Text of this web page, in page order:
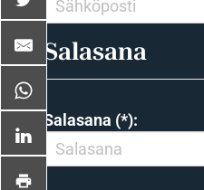
Salasana
Salasana (*):